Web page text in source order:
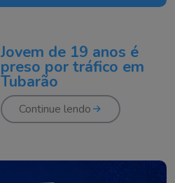
por tráfico
Jovem de 19 anos é
preso por tráfico em
Tubarão
Continue lendo